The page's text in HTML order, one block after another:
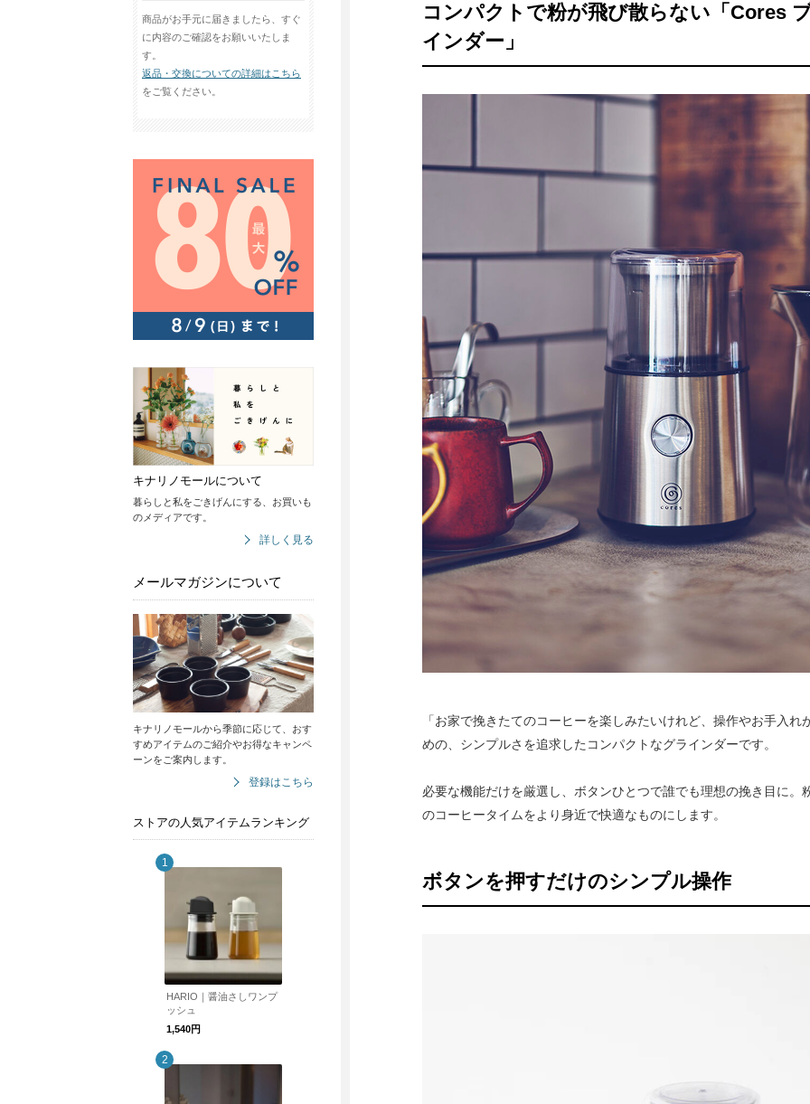
商品がお手元に届きましたら、すぐ
に内容のご確認をお願いいたしま
す。
返品・交換についての詳細はこちら
をご覧ください。
キナリノモールについて
暮らしと私をごきげんにする、お買いも
のメディアです。
詳しく見る
メールマガジンについて
キナリノモールから季節に応じて、おす
すめアイテムのご紹介やお得なキャンペ
ーンをご案内します。
登録はこちら
ストアの人気アイテムランキング
HARIO｜醤油さしワンプ
ッシュ
1,540円
コンパクトで粉が飛び散らない「Cores
インダー」
「お家で挽きたてのコーヒーを楽しみたいけれど、操作やお手入
めの、シンプルさを追求したコンパクトなグラインダーです。
必要な機能だけを厳選し、ボタンひとつで誰でも理想の挽き目に。
のコーヒータイムをより身近で快適なものにします。
ボタンを押すだけのシンプル操作